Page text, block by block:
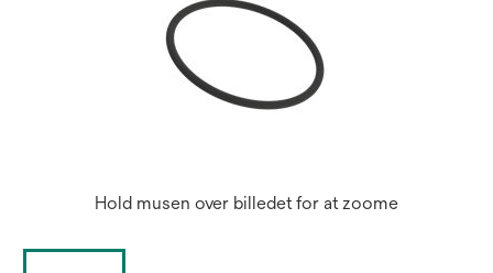
Hold musen over billedet for at zoome